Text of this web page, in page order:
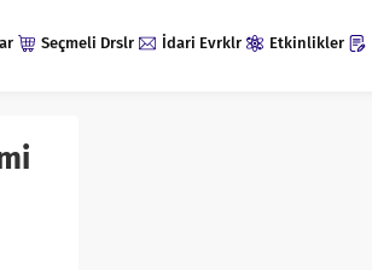
Seçmeli Drslr İdari Evrklr Etkinlikler